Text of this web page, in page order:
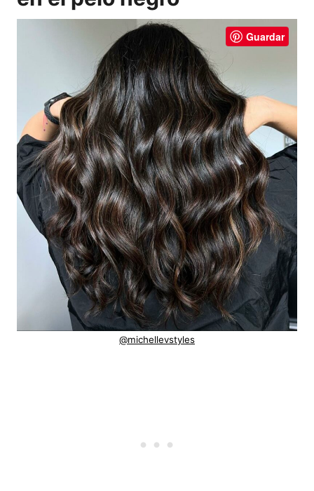
Guardar
@michellevstyles